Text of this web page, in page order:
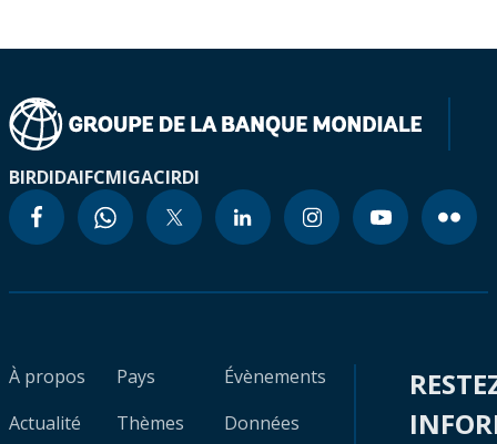
BIRDIDAIFCMIGACIRDI
À propos
Actualité
Pays
Thèmes
Évènements
Données